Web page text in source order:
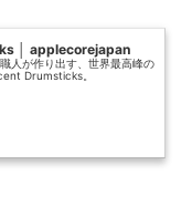
│ applecorejapan
人が作り出す、世界最高峰の
Drumsticks。